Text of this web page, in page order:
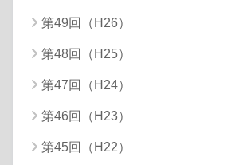
第49回（H26）
第48回（H25）
第47回（H24）
第46回（H23）
第45回（H22）